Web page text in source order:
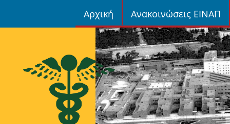
Αρχική Ανακοινώσεις ΕΙΝΑΠ